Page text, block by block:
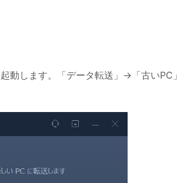
動します。「データ転送」→「古いPC